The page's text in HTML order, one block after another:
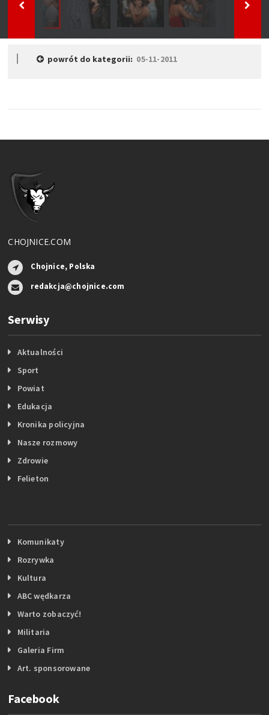
powrót do kategorii: 05-11-2011
CHOJNICE.COM
Chojnice, Polska
redakcja@chojnice.com
Serwisy
Aktualności
Sport
Powiat
Edukacja
Kronika policyjna
Nasze rozmowy
Zdrowie
Felieton
Komunikaty
Rozrywka
Kultura
ABC wędkarza
Warto zobaczyć!
Militaria
Galeria Firm
Art. sponsorowane
Facebook